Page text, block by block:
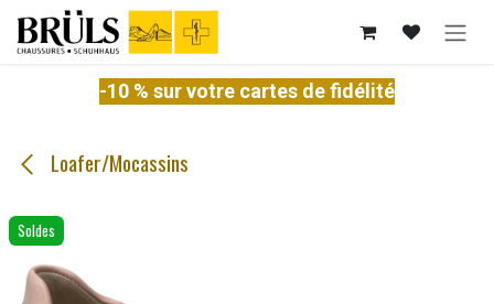
Se rendre au contenu
-10 % sur votre cartes de fidélité
Loafer/Mocassins
Soldes